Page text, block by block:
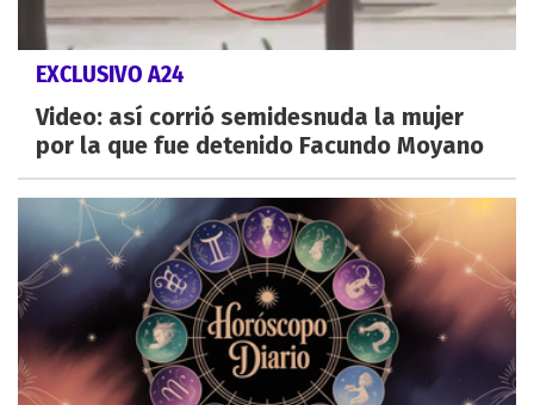
EXCLUSIVO A24
Video: así corrió semidesnuda la mujer
por la que fue detenido Facundo Moyano